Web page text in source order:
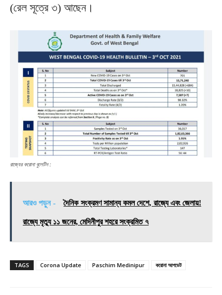
(রেল সূত্রে ৩) আছেন।
রাজ্যের করোনা বুলেটিন :
আরও পড়ুন - দৈনিক সংক্রমণ সামান্য কমল দেশে, রাজ্যে এবং জেলায়!
রাজ্যে মৃত্যু ১১ জনের, মেদিনীপুর শহরে সংক্রমিত ৭
TAGS Corona Update Paschim Medinipur করোনা আপডেট